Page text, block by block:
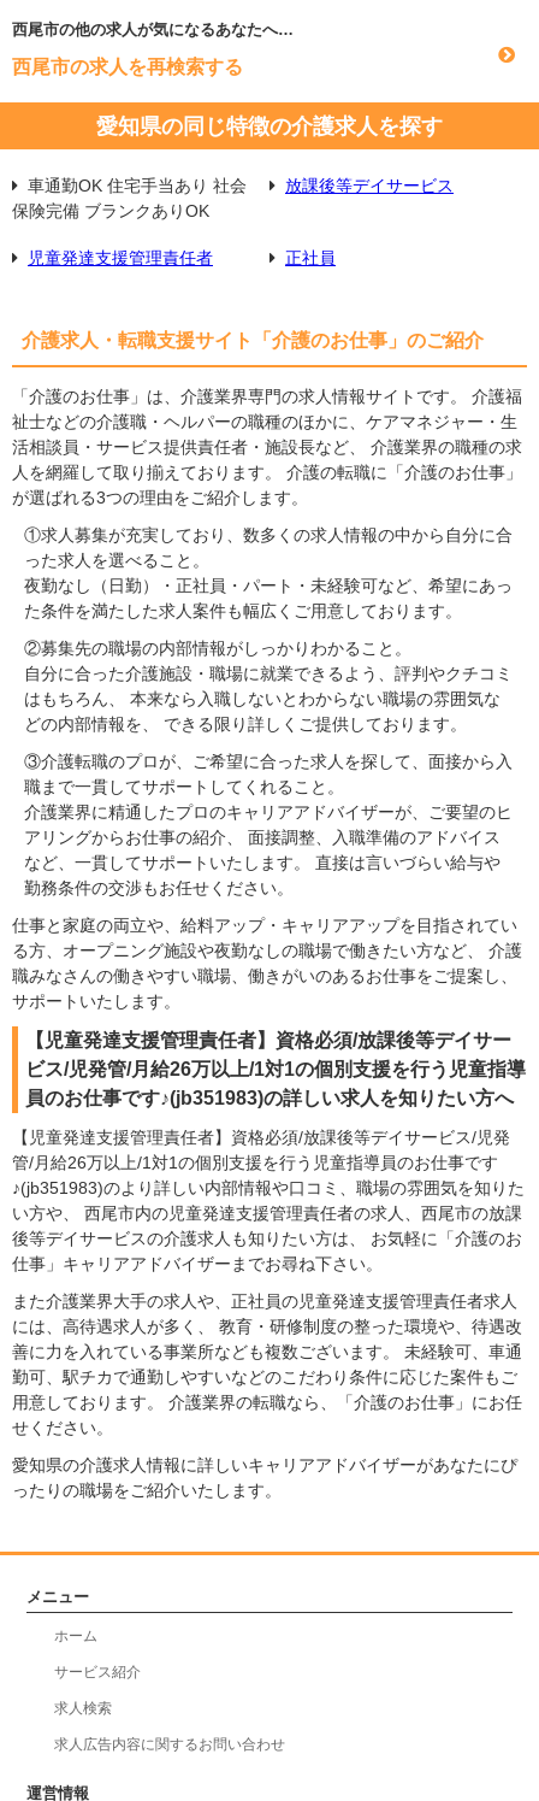
西尾市の他の求人が気になるあなたへ…
西尾市の求人を再検索する
愛知県の同じ特徴の介護求人を探す
車通勤OK 住宅手当あり 社会
保険完備 ブランクありOK
放課後等デイサービス
児童発達支援管理責任者 正社員
介護求人・転職支援サイト「介護のお仕事」のご紹介
「介護のお仕事」は、介護業界専門の求人情報サイトです。 介護福
祉士などの介護職・ヘルパーの職種のほかに、ケアマネジャー・生
活相談員・サービス提供責任者・施設長など、 介護業界の職種の求
人を網羅して取り揃えております。 介護の転職に「介護のお仕事」
が選ばれる3つの理由をご紹介します。
①求人募集が充実しており、数多くの求人情報の中から自分に合
った求人を選べること。
夜勤なし（日勤）・正社員・パート・未経験可など、希望にあっ
た条件を満たした求人案件も幅広くご用意しております。
②募集先の職場の内部情報がしっかりわかること。
自分に合った介護施設・職場に就業できるよう、評判やクチコミ
はもちろん、 本来なら入職しないとわからない職場の雰囲気な
どの内部情報を、 できる限り詳しくご提供しております。
③介護転職のプロが、ご希望に合った求人を探して、面接から入
職まで一貫してサポートしてくれること。
介護業界に精通したプロのキャリアアドバイザーが、ご要望のヒ
アリングからお仕事の紹介、 面接調整、入職準備のアドバイス
など、一貫してサポートいたします。 直接は言いづらい給与や
勤務条件の交渉もお任せください。
仕事と家庭の両立や、給料アップ・キャリアアップを目指されてい
る方、オープニング施設や夜勤なしの職場で働きたい方など、 介護
職みなさんの働きやすい職場、働きがいのあるお仕事をご提案し、
サポートいたします。
【児童発達支援管理責任者】資格必須/放課後等デイサー
ビス/児発管/月給26万以上/1対1の個別支援を行う児童指導
員のお仕事です♪(jb351983)の詳しい求人を知りたい方へ
【児童発達支援管理責任者】資格必須/放課後等デイサービス/児発
管/月給26万以上/1対1の個別支援を行う児童指導員のお仕事です
♪(jb351983)のより詳しい内部情報や口コミ、職場の雰囲気を知りた
い方や、 西尾市内の児童発達支援管理責任者の求人、西尾市の放課
後等デイサービスの介護求人も知りたい方は、 お気軽に「介護のお
仕事」キャリアアドバイザーまでお尋ね下さい。
また介護業界大手の求人や、正社員の児童発達支援管理責任者求人
には、高待遇求人が多く、 教育・研修制度の整った環境や、待遇改
善に力を入れている事業所なども複数ございます。 未経験可、車通
勤可、駅チカで通勤しやすいなどのこだわり条件に応じた案件もご
用意しております。 介護業界の転職なら、「介護のお仕事」にお任
せください。
愛知県の介護求人情報に詳しいキャリアアドバイザーがあなたにぴ
ったりの職場をご紹介いたします。
メニュー
ホーム
サービス紹介
求人検索
求人広告内容に関するお問い合わせ
運営情報